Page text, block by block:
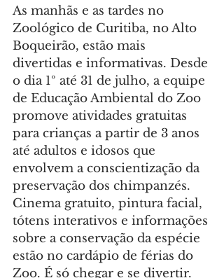
As manhãs e as tardes no
Zoológico de Curitiba, no Alto
Boqueirão, estão mais
divertidas e informativas. Desde
o dia 1º até 31 de julho, a equipe
de Educação Ambiental do Zoo
promove atividades gratuitas
para crianças a partir de 3 anos
até adultos e idosos que
envolvem a conscientização da
preservação dos chimpanzés.
Cinema gratuito, pintura facial,
tótens interativos e informações
sobre a conservação da espécie
estão no cardápio de férias do
Zoo. É só chegar e se divertir.